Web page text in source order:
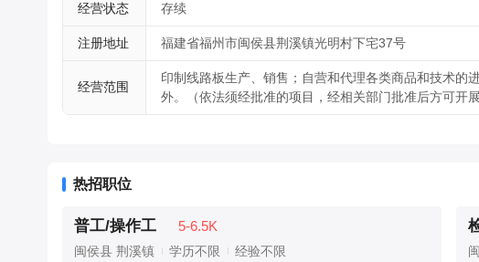
经营状态 存续
注册地址 福建省福州市闽侯县荆溪镇光明村下宅37号
经营范围
印制线路板生产、销售；自营和代理各类商品和技术的
外。（依法须经批准的项目，经相关部门批准后方可开展
热招职位
普工/操作工 5-6.5K
闽侯县 荆溪镇 学历不限 经验不限